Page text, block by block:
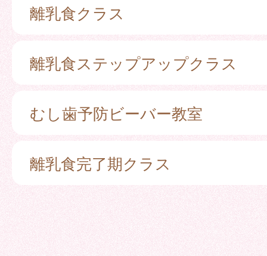
離乳食クラス
離乳食ステップアップクラス
むし歯予防ビーバー教室
離乳食完了期クラス